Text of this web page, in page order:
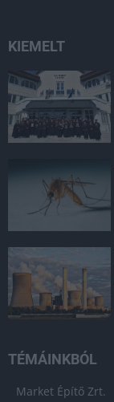
KIEMELT
TÉMÁINKBÓL
Market Építő Zrt.